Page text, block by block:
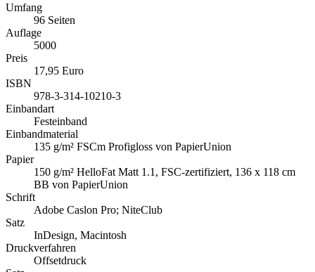
Umfang
96 Seiten
Auflage
5000
Preis
17,95 Euro
ISBN
978-3-314-10210-3
Einbandart
Festeinband
Einbandmaterial
135 g/m² FSCm Profigloss von PapierUnion
Papier
150 g/m² HelloFat Matt 1.1, FSC-zertifiziert, 136 x 118 cm
BB von PapierUnion
Schrift
Adobe Caslon Pro; NiteClub
Satz
InDesign, Macintosh
Druckverfahren
Offsetdruck